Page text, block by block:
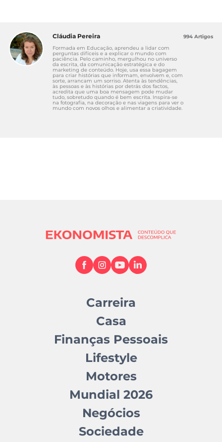
Cláudia Pereira
Formada em Educação, aprendeu a lidar com
perguntas difíceis e a explicar o mundo com
paciência. Pelo caminho, mergulhou no universo
da escrita, da comunicação estratégica e do
marketing de conteúdo. Hoje, usa essa bagagem
para criar histórias que informam, envolvem e, com
sorte, arrancam um sorriso. Atenta às tendências,
às pessoas e às histórias por detrás dos factos,
acredita que uma boa mensagem pode mudar
tudo, sobretudo quando é bem escrita. Inspira-se
na fotografia, na decoração e nas viagens para ver o
mundo com novos olhos e alimentar a criatividade.
994 Artigos
Carreira
Casa
Finanças Pessoais
Lifestyle
Motores
Mundial 2026
Negócios
Sociedade